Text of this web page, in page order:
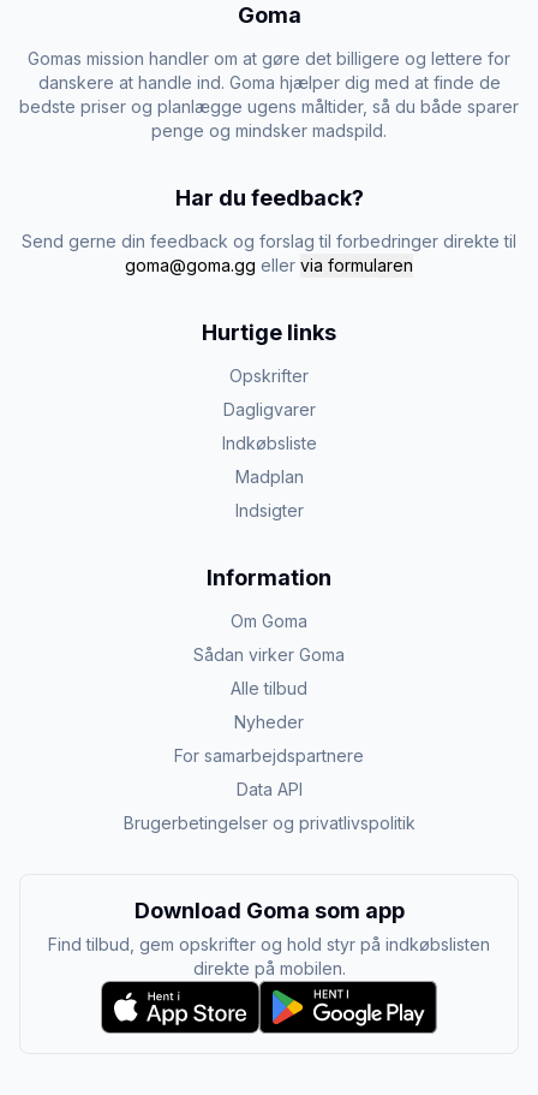
Goma
Gomas mission handler om at gøre det billigere og lettere for
danskere at handle ind. Goma hjælper dig med at finde de
bedste priser og planlægge ugens måltider, så du både sparer
penge og mindsker madspild.
Har du feedback?
Send gerne din feedback og forslag til forbedringer direkte til
goma@goma.gg eller via formularen
Hurtige links
Opskrifter
Dagligvarer
Indkøbsliste
Madplan
Indsigter
Information
Om Goma
Sådan virker Goma
Alle tilbud
Nyheder
For samarbejdspartnere
Data API
Brugerbetingelser og privatlivspolitik
Download Goma som app
Find tilbud, gem opskrifter og hold styr på indkøbslisten
direkte på mobilen.